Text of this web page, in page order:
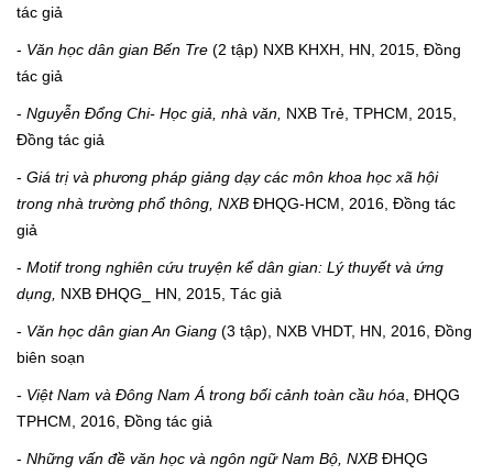
tác giả
- Văn học dân gian Bến Tre (2 tập) NXB KHXH, HN, 2015, Đồng
tác giả
- Nguyễn Đổng Chi- Học giả, nhà văn, NXB Trẻ, TPHCM, 2015,
Đồng tác giả
- Giá trị và phương pháp giảng dạy các môn khoa học xã hội
trong nhà trường phổ thông, NXB ĐHQG-HCM, 2016, Đồng tác
giả
- Motif trong nghiên cứu truyện kể dân gian: Lý thuyết và ứng
dụng, NXB ĐHQG_ HN, 2015, Tác giả
- Văn học dân gian An Giang (3 tập), NXB VHDT, HN, 2016, Đồng
biên soạn
- Việt Nam và Đông Nam Á trong bối cảnh toàn cầu hóa, ĐHQG
TPHCM, 2016, Đồng tác giả
- Những vấn đề văn học và ngôn ngữ Nam Bộ, NXB ĐHQG